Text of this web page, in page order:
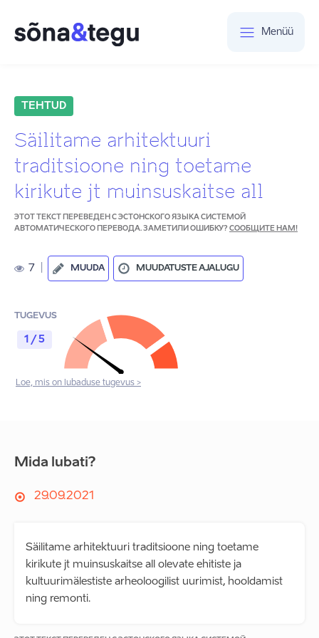
Menüü
TEHTUD
Säilitame arhitektuuri
traditsioone ning toetame
kirikute jt muinsuskaitse all
ЭТОТ ТЕКСТ ПЕРЕВЕДЕН С ЭСТОНСКОГО ЯЗЫКА СИСТЕМОЙ
АВТОМАТИЧЕСКОГО ПЕРЕВОДА. ЗАМЕТИЛИ ОШИБКУ? СООБЩИТЕ НАМ!
7 MUUDA MUUDATUSTE AJALUGU
TUGEVUS
1 / 5
Loe, mis on lubaduse tugevus >
Mida lubati?
29.09.2021
Säilitame arhitektuuri traditsioone ning toetame
kirikute jt muinsuskaitse all olevate ehitiste ja
kultuurimälestiste arheoloogilist uurimist, hooldamist
ning remonti.